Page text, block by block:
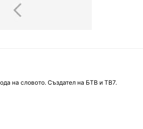
на словото. Създател на БТВ и ТВ7.